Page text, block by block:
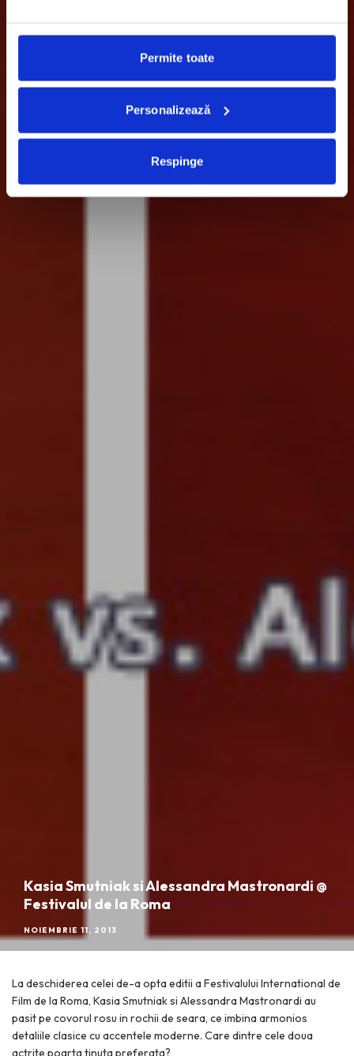
Permite toate
Personalizează
Respinge
Kasia Smutniak si Alessandra Mastronardi @
Festivalul de la Roma
NOIEMBRIE 11, 2013
La deschiderea celei de-a opta editii a Festivalului International de
Film de la Roma, Kasia Smutniak si Alessandra Mastronardi au
pasit pe covorul rosu in rochii de seara, ce imbina armonios
detaliile clasice cu accentele moderne. Care dintre cele doua
actrite poarta tinuta preferata?